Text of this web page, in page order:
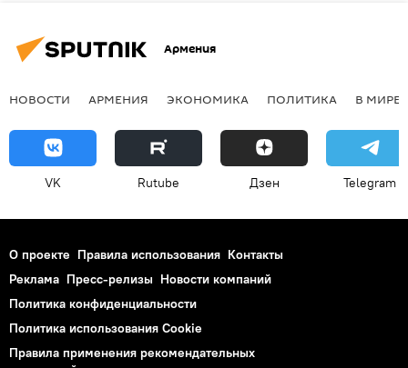
Армения
НОВОСТИ АРМЕНИЯ ЭКОНОМИКА ПОЛИТИКА В МИРЕ
VK Rutube Дзен Telegram
О проекте Правила использования Контакты
Реклама Пресс-релизы Новости компаний
Политика конфиденциальности
Политика использования Cookie
Правила применения рекомендательных